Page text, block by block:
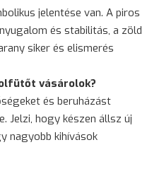
jelentése van. A piros
és stabilitás, a zöld
siker és elismerés
vásárolok?
és beruházást
Jelzi, hogy készen állsz új
nagyobb kihívások